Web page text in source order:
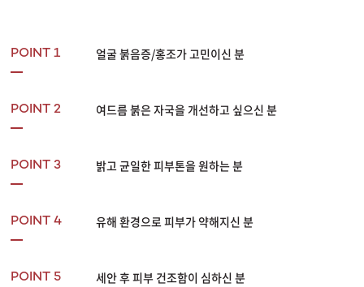
POINT 1 얼굴 붉음증/홍조가 고민이신 분
POINT 2 여드름 붉은 자국을 개선하고 싶으신 분
POINT 3 밝고 균일한 피부톤을 원하는 분
POINT 4 유해 환경으로 피부가 약해지신 분
POINT 5 세안 후 피부 건조함이 심하신 분